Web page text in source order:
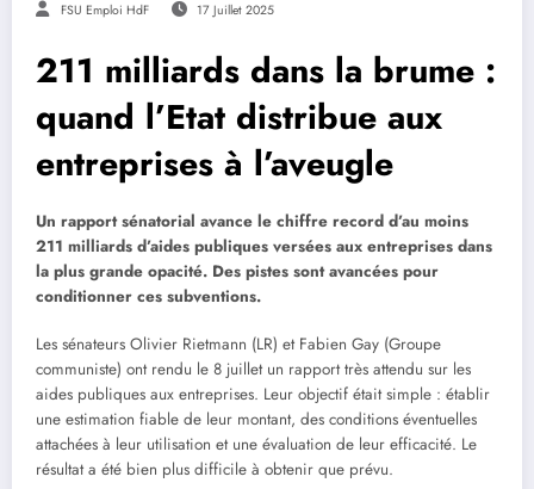
FSU Emploi HdF 17 Juillet 2025
211 milliards dans la brume :
quand l’Etat distribue aux
entreprises à l’aveugle
Un rapport sénatorial avance le chiffre record d’au moins
211 milliards d’aides publiques versées aux entreprises dans
la plus grande opacité. Des pistes sont avancées pour
conditionner ces subventions.
Les sénateurs Olivier Rietmann (LR) et Fabien Gay (Groupe
communiste) ont rendu le 8 juillet un rapport très attendu sur les
aides publiques aux entreprises. Leur objectif était simple : établir
une estimation fiable de leur montant, des conditions éventuelles
attachées à leur utilisation et une évaluation de leur efficacité. Le
résultat a été bien plus difficile à obtenir que prévu.